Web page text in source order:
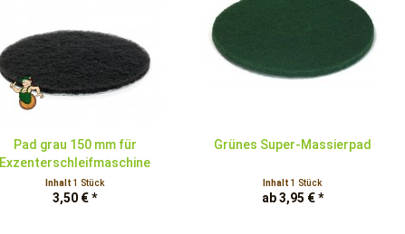
Pad grau 150 mm für
Exzenterschleifmaschine
Inhalt1 Stück
3,50 € *
Grünes Super-Massierpad
Inhalt1 Stück
ab 3,95 € *